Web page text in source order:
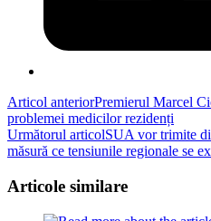
Read
more
articles
Articol anteriorPremierul Marcel
problemei medicilor rezidenți
Următorul articolSUA vor trimite
măsură ce tensiunile regionale se
Articole similare